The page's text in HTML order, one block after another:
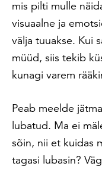
mis pilti mulle
visuaalne ja
välja tuuakse. Kui
müüd, siis tekib
kunagi varem
Peab meelde
lubatud. Ma ei
sõin, nii et kuidas
tagasi lubasin?